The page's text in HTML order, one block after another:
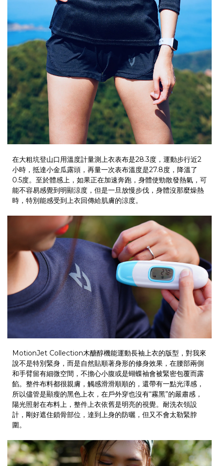
在大粗坑登山口用溫度計量測上衣表布是28.3度，運動步行近2
小時，抵達小金瓜露頭，再量一次表布溫度是27.8度，降溫了
0.5度。至於體感上，如果正在加速奔跑，身體使勁散發熱氣，可
能不容易感覺到明顯涼度，但是一旦放慢步伐，身體沒那麼燥熱
時，特別能感受到上衣回傳給肌膚的涼度。
MotionJet Collection木醣醇機能運動長袖上衣的版型，對我來
說不是特別緊身，而是自然貼順著身形的修身效果，在腰部兩側
和手臂留有細微空間，不擔心小腹或是蝴蝶袖會被緊密包覆而露
餡。整件布料都很親膚，觸感滑滑順順的，還帶有一點光澤感，
所以儘管是顯瘦的黑色上衣，在戶外穿也沒有“霧黑”的嚴肅感，
陽光照射在布料上，整件上衣依舊是明亮的視覺。耐洗衣領設
計，剛好遮住鎖骨部位，達到上身的防曬，但又不會太勒緊脖
圍。